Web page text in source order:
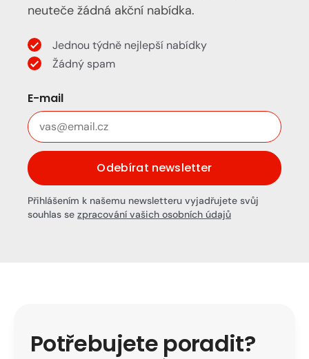
neuteče žádná akční nabídka.
Jednou týdně nejlepší nabídky
Žádný spam
E-mail
Odebírat newsletter
Přihlášením k našemu newsletteru vyjadřujete svůj
souhlas se zpracování vašich osobních údajů
Potřebujete poradit?